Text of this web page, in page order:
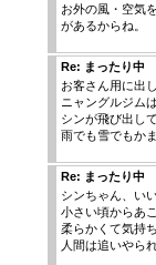
お外の風・空気
があるからね。
Re: まったり中
お客さん用に出
ニャングルジム
シンが飛び出し
雨でも雪でもか
Re: まったり中
シンちゃん、い
小さい頃からあ
柔らかくて気持
人間は追いやら